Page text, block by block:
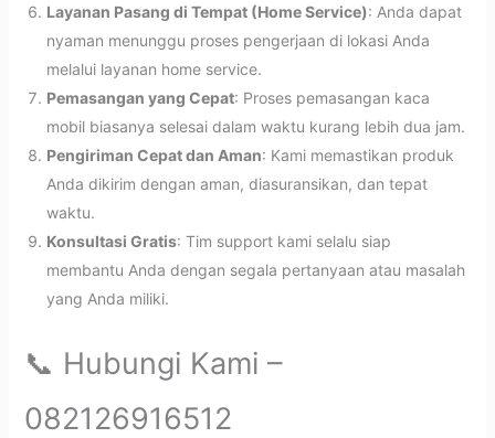
Layanan Pasang di Tempat (Home Service): Anda dapat
nyaman menunggu proses pengerjaan di lokasi Anda
melalui layanan home service.
Pemasangan yang Cepat: Proses pemasangan kaca
mobil biasanya selesai dalam waktu kurang lebih dua jam.
Pengiriman Cepat dan Aman: Kami memastikan produk
Anda dikirim dengan aman, diasuransikan, dan tepat
waktu.
Konsultasi Gratis: Tim support kami selalu siap
membantu Anda dengan segala pertanyaan atau masalah
yang Anda miliki.
📞 Hubungi Kami –
082126916512